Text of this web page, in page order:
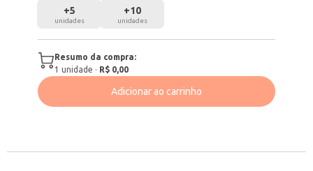
+5
unidades
+10
unidades
Resumo da compra:
1 unidade · R$ 0,00
Adicionar ao carrinho